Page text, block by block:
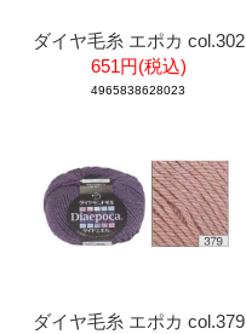
ダイヤ毛糸 エポカ col.302
651円(税込)
4965838628023
ダイヤ毛糸 エポカ col.379